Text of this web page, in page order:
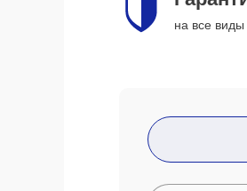
на все виды